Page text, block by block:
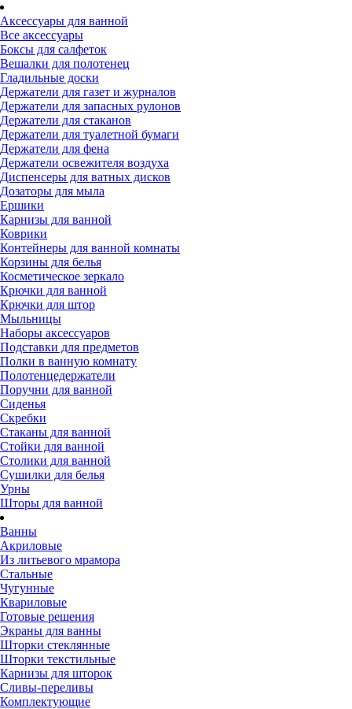
Аксессуары для ванной
Все аксессуары
Боксы для салфеток
Вешалки для полотенец
Гладильные доски
Держатели для газет и журналов
Держатели для запасных рулонов
Держатели для стаканов
Держатели для туалетной бумаги
Держатели для фена
Держатели освежителя воздуха
Диспенсеры для ватных дисков
Дозаторы для мыла
Ершики
Карнизы для ванной
Коврики
Контейнеры для ванной комнаты
Корзины для белья
Косметическое зеркало
Крючки для ванной
Крючки для штор
Мыльницы
Наборы аксессуаров
Подставки для предметов
Полки в ванную комнату
Полотенцедержатели
Поручни для ванной
Сиденья
Скребки
Стаканы для ванной
Стойки для ванной
Столики для ванной
Сушилки для белья
Урны
Шторы для ванной
Ванны
Акриловые
Из литьевого мрамора
Стальные
Чугунные
Квариловые
Готовые решения
Экраны для ванны
Шторки стеклянные
Шторки текстильные
Карнизы для шторок
Сливы-переливы
Комплектующие